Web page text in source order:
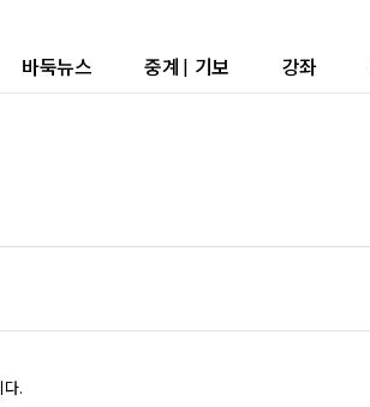
바둑뉴스 중계 | 기보 강좌
.